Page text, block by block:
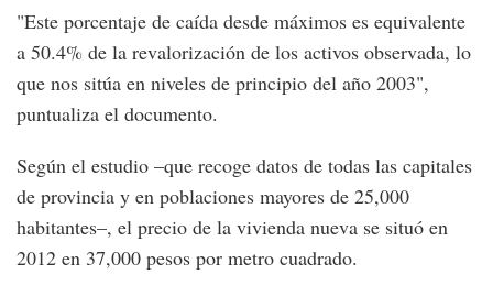
"Este porcentaje de caída desde máximos es equivalente
a 50.4% de la revalorización de los activos observada, lo
que nos sitúa en niveles de principio del año 2003",
puntualiza el documento.
Según el estudio –que recoge datos de todas las capitales
de provincia y en poblaciones mayores de 25,000
habitantes–, el precio de la vivienda nueva se situó en
2012 en 37,000 pesos por metro cuadrado.